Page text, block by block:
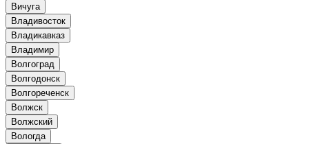
Вичуга
Владивосток
Владикавказ
Владимир
Волгоград
Волгодонск
Волгореченск
Волжск
Волжский
Вологда